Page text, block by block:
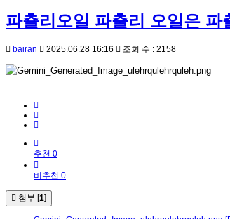
파춀리오일 파출리 오일은
bairan 2025.06.28 16:16 조회 수 : 2158
추천 0
비추천 0
첨부 [1]